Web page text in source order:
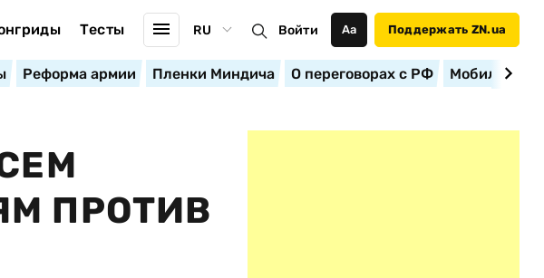
Тесты RU Войти Аа Поддержать ZN.ua
Реформа армии Пленки Миндича О переговорах с РФ
ПРОТИВ